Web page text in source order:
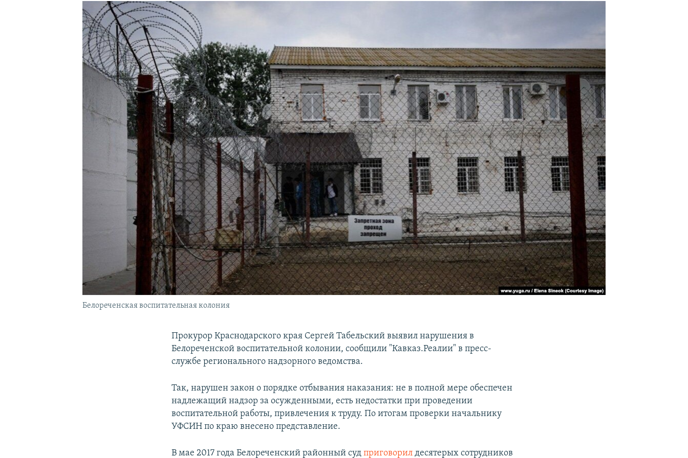
ПОДПИШИТЕСЬ НА РАССЫЛКУ
Белореченская воспитательная колония
Прокурор Краснодарского края Сергей Табельский выявил нарушения в
Белореченской воспитательной колонии, сообщили "Кавказ.Реалии" в пресс-
службе регионального надзорного ведомства.
Так, нарушен закон о порядке отбывания наказания: не в полной мере обеспечен
надлежащий надзор за осужденными, есть недостатки при проведении
воспитательной работы, привлечения к труду. По итогам проверки начальнику
УФСИН по краю внесено представление.
В мае 2017 года Белореченский районный судприговорил десятерых сотрудников